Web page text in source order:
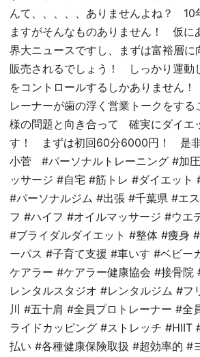
んて、、、、、ありませんよね？ 10
ますがそんなものありません！ 仮に
界大ニュースですし、まずは富裕層に
販売されるでしょう！ しっかり運動
をコントロールするしかありません
レーナーが歯の浮く営業トークをする
様の問題と向き合って 確実にダイエ
す！ まずは初回60分6000円！ 是
小菅 #パーソナルトレーニング #加
ッサージ #自宅 #筋トレ #ダイエット
#パーソナルジム #出張 #千葉県 #エ
フ #ハイフ #オイルマッサージ #ウエ
#ブライダルダイエット #整体 #痩身
ーパス #子育て支援 #車いす #ベビー
ケアラー #ケアラー健康協会 #接骨院
レンタルスタジオ #レンタルジム #フ
川 #五十肩 #全員プロトレーナー #全
ライドカッピング #ストレッチ #HIIT
払い #各種健康保険取扱 #超効率的 #